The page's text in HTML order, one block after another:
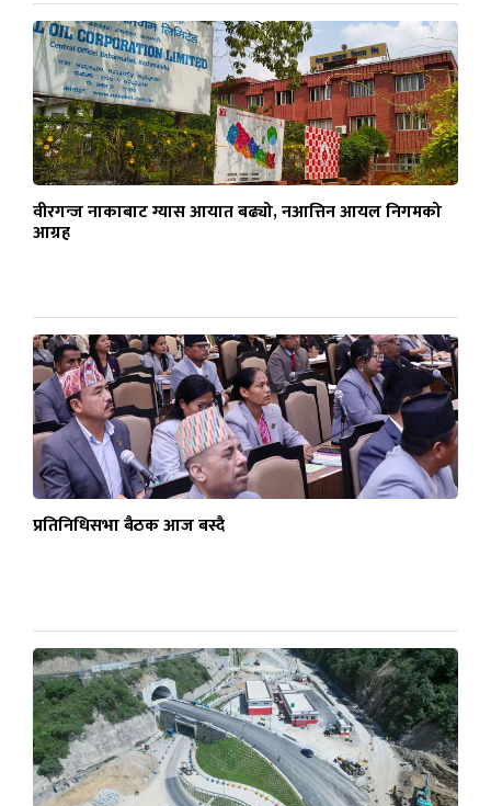
वीरगन्ज नाकाबाट ग्यास आयात बढ्यो, नआत्तिन आयल निगमको
आग्रह
प्रतिनिधिसभा बैठक आज बस्दै